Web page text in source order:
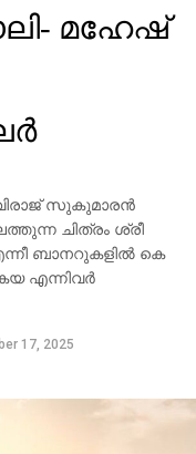
മഹേഷ്
സുകുമാരൻ
ചിത്രം ശ്രീ
ബാനറുകളിൽ കെ
എന്നിവർ
17, 2025